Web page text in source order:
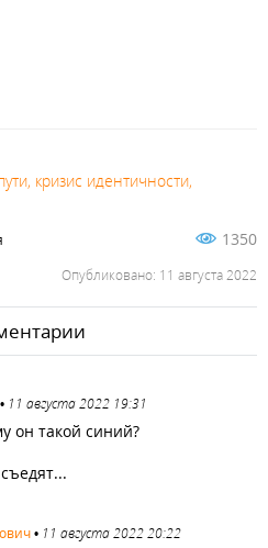
кризис идентичности,
1350
Опубликовано: 11 августа 2022
• 11 августа 2022 19:31
он такой синий?
• 11 августа 2022 20:22